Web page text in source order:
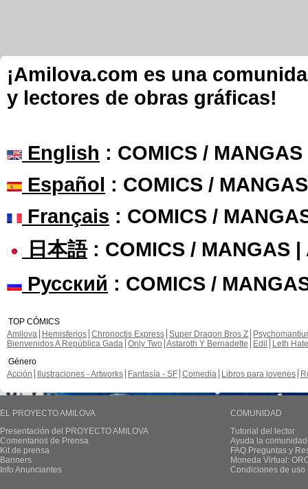
¡Amilova.com es una
y lectores de obras gráficas!
English : COMICS /
Español : COMICS /
Français : COMICS /
日本語: COMICS / MANGAS |
Русский : COMICS /
TOP CÓMICS
Amilova
Hemisferios Chronoctis Express Super Dragon Bros Z
Bienvenidos A República Gada Only Two Astaroth Y Bernadette Edil
Leth Hate
Género
Acción
Ilustraciones - Artworks Fantasía - SF Comedia Libros para jovenes
EL PROYECTO AMILOVA
Presentación del PROYECTO AMILOVA
Comentarios de Prensa
Kit de prensa
Banners
Info Anunciantes
COMUNIDAD
Tutorial del lector
Ayuda la
FAQ.Preguntas y
Moneda Virtual:
Condiciones de uso